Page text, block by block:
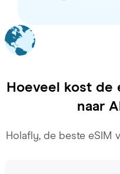
Hoeveel kost de
naar
Holafly, de beste eSIM